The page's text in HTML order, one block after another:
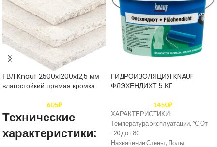
ГВЛ Knauf 2500х1200х12,5 мм
влагостойкий прямая кромка
605₽
Технические
характеристики:
ГИДРОИЗОЛЯЦИЯ KNAUF
ФЛЭХЕНДИХТ 5 КГ
1450₽
ХАРАКТЕРИСТИКИ:
Температура эксплуатации, °C От
-20 до +80
Назначение Стены , Полы